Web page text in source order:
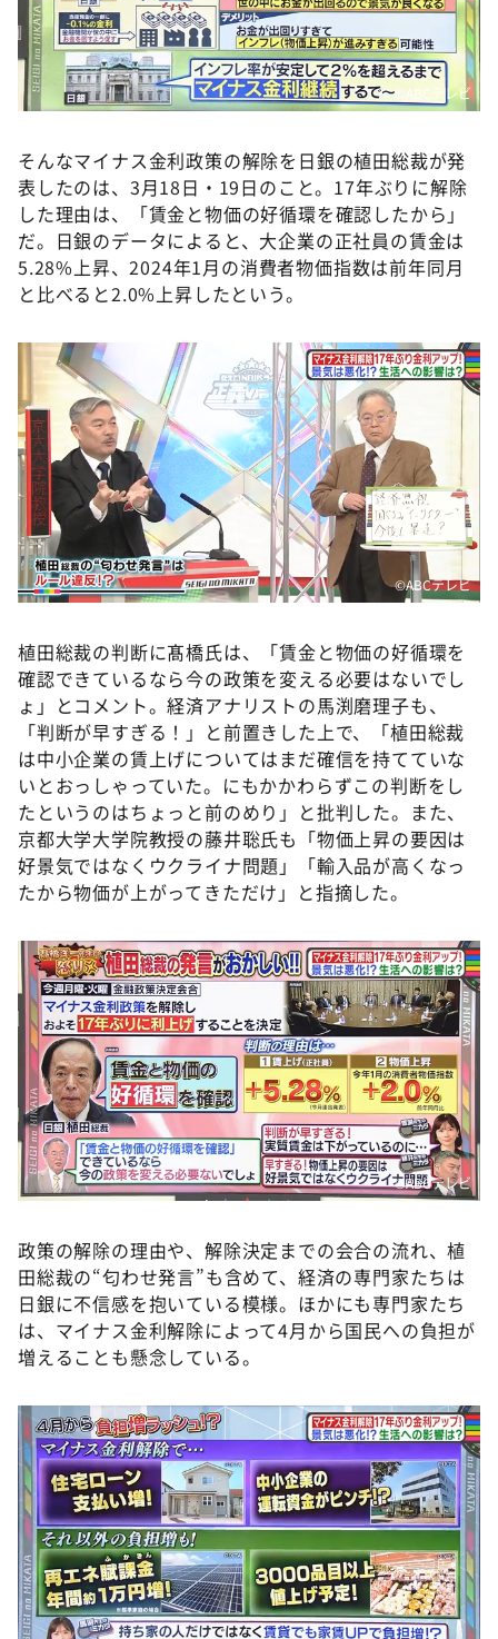
©️ABCテレビ
そんなマイナス金利政策の解除を日銀の植田総裁が発
表したのは、3月18日・19日のこと。17年ぶりに解除
した理由は、「賃金と物価の好循環を確認したから」
だ。日銀のデータによると、大企業の正社員の賃金は
5.28%上昇、2024年1月の消費者物価指数は前年同月
と比べると2.0%上昇したという。
©️ABCテレビ
植田総裁の判断に髙橋氏は、「賃金と物価の好循環を
確認できているなら今の政策を変える必要はないでし
ょ」とコメント。経済アナリストの馬渕磨理子も、
「判断が早すぎる！」と前置きした上で、「植田総裁
は中小企業の賃上げについてはまだ確信を持てていな
いとおっしゃっていた。にもかかわらずこの判断をし
たというのはちょっと前のめり」と批判した。また、
京都大学大学院教授の藤井聡氏も「物価上昇の要因は
好景気ではなくウクライナ問題」「輸入品が高くなっ
たから物価が上がってきただけ」と指摘した。
©️ABCテレビ
政策の解除の理由や、解除決定までの会合の流れ、植
田総裁の“匂わせ発言”も含めて、経済の専門家たちは
日銀に不信感を抱いている模様。ほかにも専門家たち
は、マイナス金利解除によって4月から国民への負担が
増えることも懸念している。